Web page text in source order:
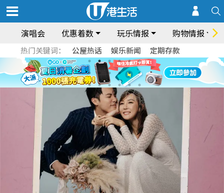
演唱会 优惠着数 玩乐情报 购物情报
热门关键词： 公屋热话 娱乐新闻 定期存款